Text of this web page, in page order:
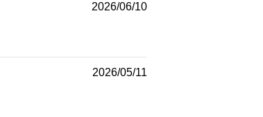
2026/06/10
2026/05/11